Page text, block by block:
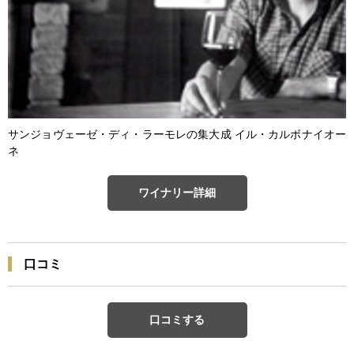
サンジョヴェーゼ・ディ・ラーモレの集大成 イル・カルボナイオー
ネ
ワイナリー詳細
口コミ
口コミする